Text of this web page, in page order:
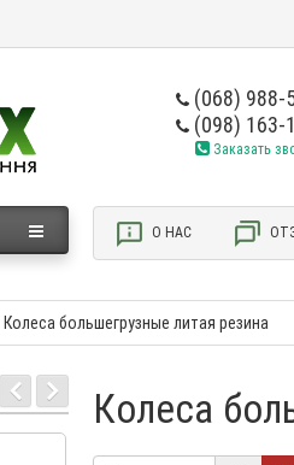
(068) 988-
(098) 163-
Заказать
О НАС
Колеса большегрузные литая резина
-4 %
Колеса